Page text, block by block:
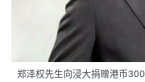
郑泽权先生向浸大捐赠港币